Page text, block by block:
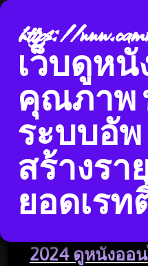
Skip
content
https://
เว็บดูหนั
คุณภาพ
ระบบอัพ
สร้างรา
ยอดเรท
หมวดห
2024 ดูหนังออ